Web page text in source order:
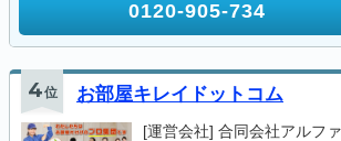
0120-905-734
4位 お部屋キレイドットコム
[運営会社] 合同会社アルフ